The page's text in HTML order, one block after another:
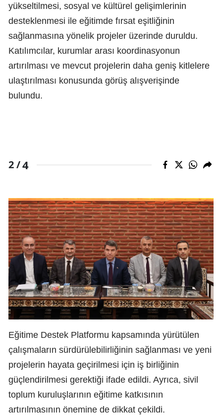
yükseltilmesi, sosyal ve kültürel gelişimlerinin
desteklenmesi ile eğitimde fırsat eşitliğinin
sağlanmasına yönelik projeler üzerinde duruldu.
Katılımcılar, kurumlar arası koordinasyonun
artırılması ve mevcut projelerin daha geniş kitlelere
ulaştırılması konusunda görüş alışverişinde
bulundu.
2 /4
Eğitime Destek Platformu kapsamında yürütülen
çalışmaların sürdürülebilirliğinin sağlanması ve yeni
projelerin hayata geçirilmesi için iş birliğinin
güçlendirilmesi gerektiği ifade edildi. Ayrıca, sivil
toplum kuruluşlarının eğitime katkısının
artırılmasının önemine de dikkat çekildi.